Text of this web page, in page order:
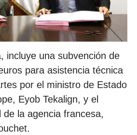
incluye una subvención de
para asistencia técnica
por el ministro de Estado
Eyob Tekalign, y el
de la agencia francesa,